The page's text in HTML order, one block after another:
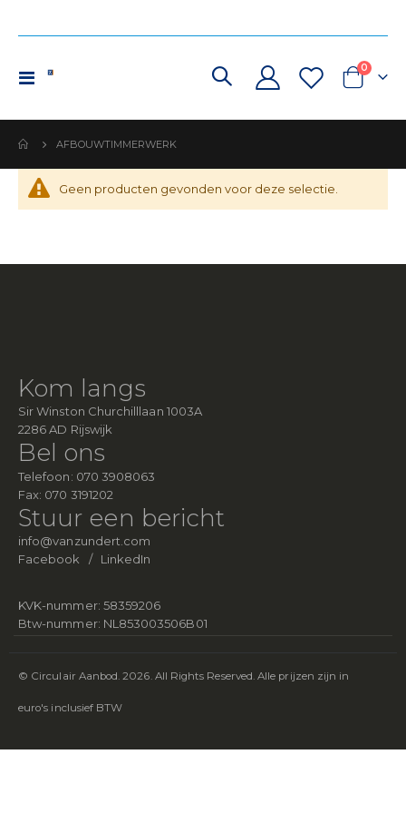
Toggle
Cart
0
AFBOUWTIMMERWERK
Geen producten gevonden voor deze selectie.
Kom langs
Sir Winston Churchilllaan 1003A
2286 AD Rijswijk
Bel ons
Telefoon: 070 3908063
Fax: 070 3191202
Stuur een bericht
info@vanzundert.com
Facebook / LinkedIn
KVK-nummer: 58359206
Btw-nummer: NL853003506B01
© Circulair Aanbod. 2026. All Rights Reserved. Alle prijzen zijn in
euro's inclusief BTW